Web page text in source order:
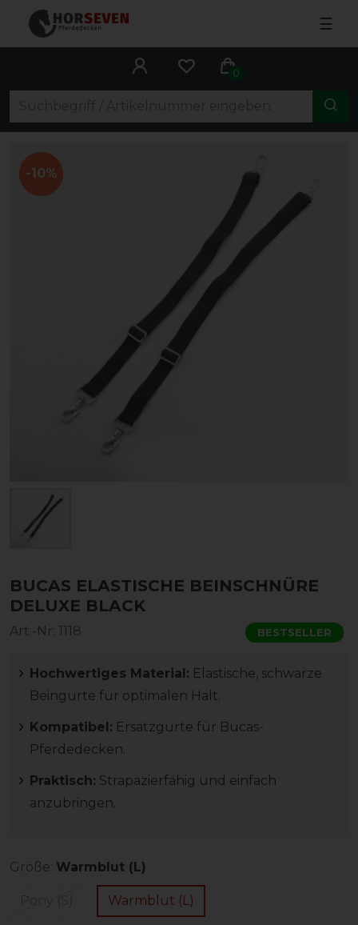
☰
0
-10%
BUCAS ELASTISCHE BEINSCHNÜRE
DELUXE BLACK
Art.-Nr: 1118 BESTSELLER
Hochwertiges Material: Elastische, schwarze
Beingurte für optimalen Halt.
Kompatibel: Ersatzgurte für Bucas-
Pferdedecken.
Praktisch: Strapazierfähig und einfach
anzubringen.
Größe: Warmblut (L)
Warmblut (L)